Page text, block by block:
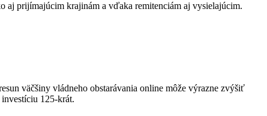
aj prijímajúcim krajinám a vďaka remitenciám aj vysielajúcim.
väčšiny vládneho obstarávania online môže výrazne zvýšiť
125-krát.